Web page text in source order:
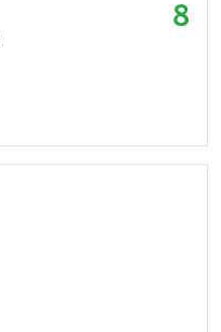
8